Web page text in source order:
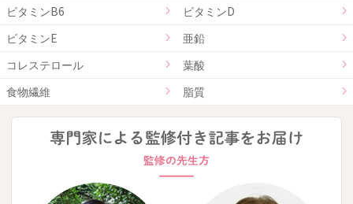
ビタミンB6
ビタミンD
ビタミンE
亜鉛
コレステロール
葉酸
食物繊維
脂質